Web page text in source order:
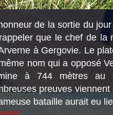
de la sortie du
que le chef de la
à Gergovie. Le
nom qui a opposé
à 744 mètres au
preuves
bataille aurait eu
suite...